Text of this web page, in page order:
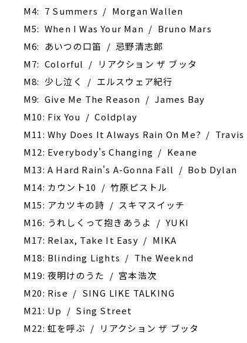
M4: 7 Summers / Morgan Wallen
M5: When I Was Your Man / Bruno Mars
M6: あいつの口笛 / 忌野清志郎
M7: Colorful / リアクション ザ ブッタ
M8: 少し泣く / エルスウェア紀行
M9: Give Me The Reason / James Bay
M10: Fix You / Coldplay
M11: Why Does It Always Rain On Me? / Travis
M12: Everybody's Changing / Keane
M13: A Hard Rain's A-Gonna Fall / Bob Dylan
M14: カウント10 / 竹原ピストル
M15: アカツキの詩 / スキマスイッチ
M16: うれしくって抱きあうよ / YUKI
M17: Relax, Take It Easy / MIKA
M18: Blinding Lights / The Weeknd
M19: 夜明けのうた / 宮本浩次
M20: Rise / SING LIKE TALKING
M21: Up / Sing Street
M22: 虹を呼ぶ / リアクション ザ ブッタ